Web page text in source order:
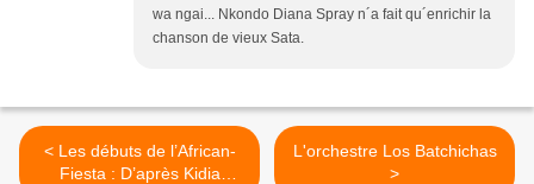
wa ngai... Nkondo Diana Spray n´a fait qu´enrichir la
chanson de vieux Sata.
< Les débuts de l’African-
Fiesta : D’après Kidia
L'orchestre Los Batchichas
>